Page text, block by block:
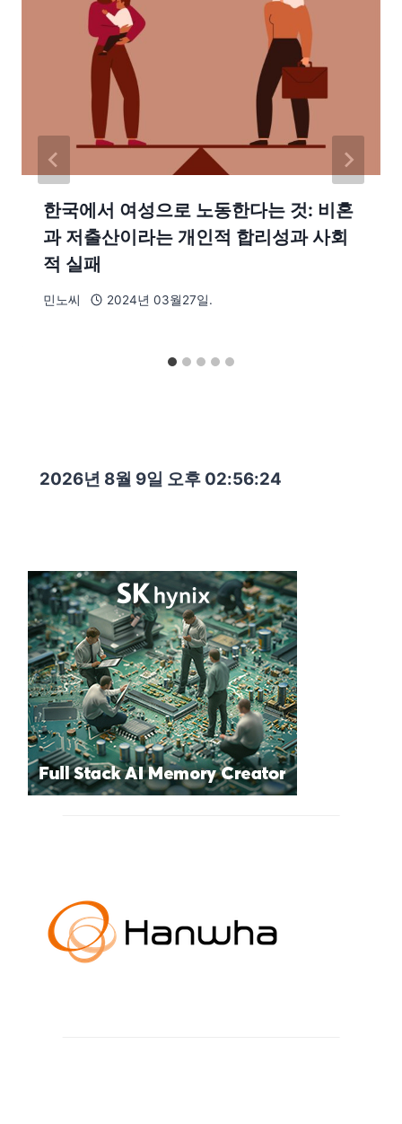
한국에서 여성으로 노동한다는 것: 비혼
과 저출산이라는 개인적 합리성과 사회
적 실패
민노씨 2024년 03월27일.
2026년 8월 9일 오후 02:56:25